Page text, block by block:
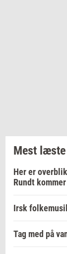
Mest læste
Her er
Rundt
Irsk
Tag med på